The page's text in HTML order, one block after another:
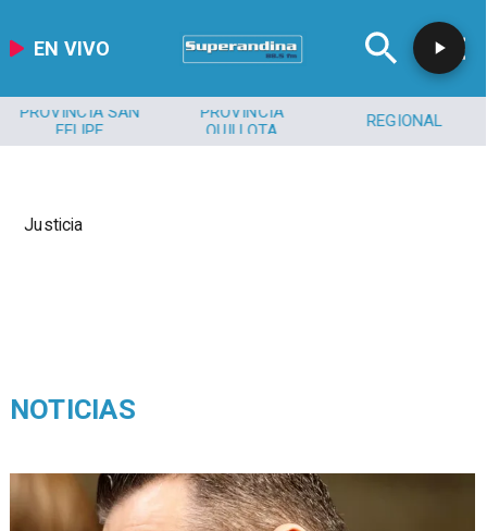
EN VIVO
PROVINCIA SAN
FELIPE
PROVINCIA
QUILLOTA
REGIONAL
Justicia
NOTICIAS